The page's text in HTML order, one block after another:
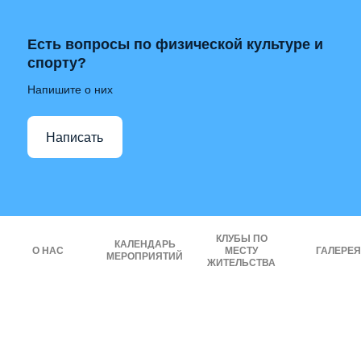
Есть вопросы по физической культуре и
спорту?
Напишите о них
Написать
О НАС
КАЛЕНДАРЬ
МЕРОПРИЯТИЙ
КЛУБЫ ПО
МЕСТУ
ЖИТЕЛЬСТВА
ГАЛЕРЕЯ